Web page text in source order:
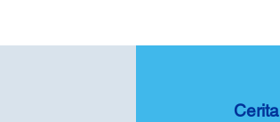
Cerita